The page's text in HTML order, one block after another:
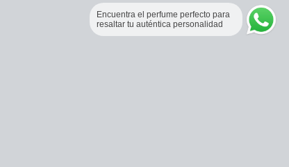
Encuentra el perfume perfecto para
resaltar tu auténtica personalidad